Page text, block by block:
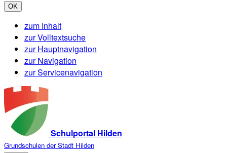
OK
zum Inhalt
zur Volltextsuche
zur Hauptnavigation
zur Navigation
zur Servicenavigation
Schulportal Hilden
Grundschulen der Stadt Hilden